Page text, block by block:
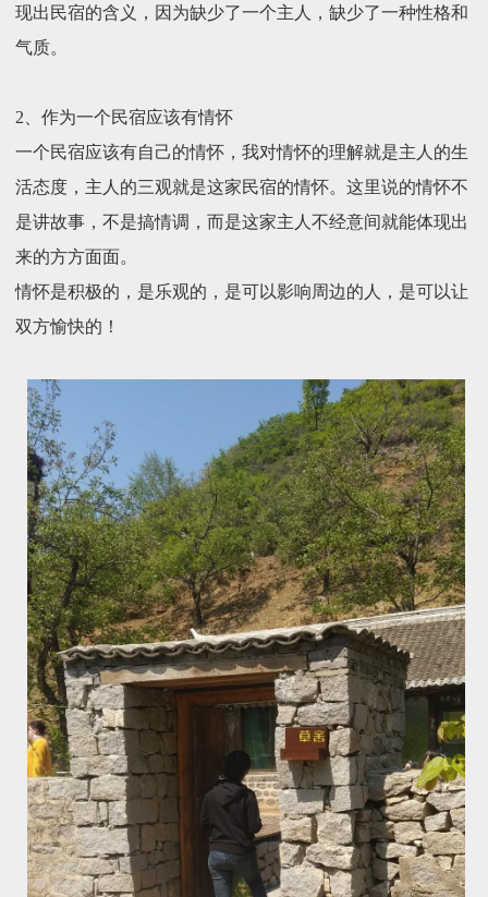
现出民宿的含义，因为缺少了一个主人，缺少了一种性格和
气质。
2、作为一个民宿应该有情怀
一个民宿应该有自己的情怀，我对情怀的理解就是主人的生
活态度，主人的三观就是这家民宿的情怀。这里说的情怀不
是讲故事，不是搞情调，而是这家主人不经意间就能体现出
来的方方面面。
情怀是积极的，是乐观的，是可以影响周边的人，是可以让
双方愉快的！